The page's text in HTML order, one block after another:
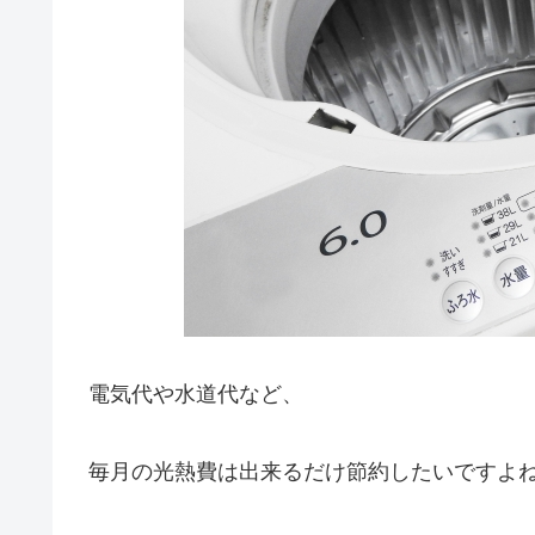
電気代や水道代など、
毎月の光熱費は出来るだけ節約したいですよ